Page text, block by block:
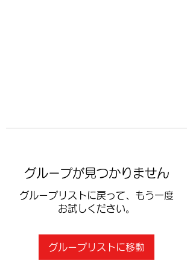
グループが見つかりません
グループリストに戻って、もう一度
お試しください。
グループリストに移動